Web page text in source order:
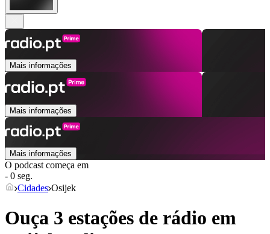
Mais informações
Mais informações
Mais informações
O podcast começa em
- 0 seg.
Cidades Osijek
Ouça 3 estações de rádio em